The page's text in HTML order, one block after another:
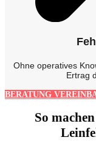
Ohne operatives
Ertrag
BERATUNG
So